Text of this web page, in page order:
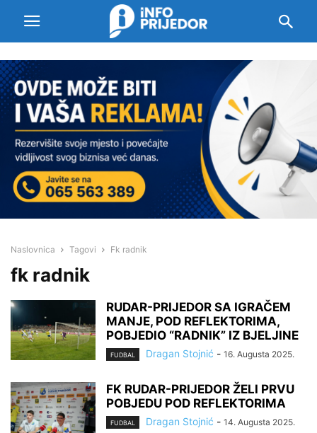
Naslovnica Tagovi Fk radnik
fk radnik
RUDAR-PRIJEDOR SA IGRAČEM
MANJE, POD REFLEKTORIMA,
POBJEDIO “RADNIK” IZ BJELJINE
FUDBAL Dragan Stojnić - 16. Augusta 2025.
FK RUDAR-PRIJEDOR ŽELI PRVU
POBJEDU POD REFLEKTORIMA
FUDBAL Dragan Stojnić - 14. Augusta 2025.